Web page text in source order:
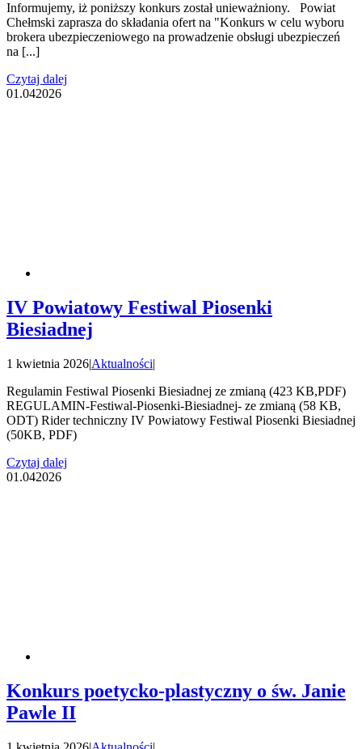
Informujemy, iż poniższy konkurs został unieważniony. Powiat
Chełmski zaprasza do składania ofert na "Konkurs w celu wyboru
brokera ubezpieczeniowego na prowadzenie obsługi ubezpieczeń
na [...]
Czytaj dalej
01.042026
IV Powiatowy Festiwal Piosenki
Biesiadnej
1 kwietnia 2026|Aktualności|
Regulamin Festiwal Piosenki Biesiadnej ze zmianą (423 KB,PDF)
REGULAMIN-Festiwal-Piosenki-Biesiadnej- ze zmianą (58 KB,
ODT) Rider techniczny IV Powiatowy Festiwal Piosenki Biesiadnej
(50KB, PDF)
Czytaj dalej
01.042026
Konkurs poetycko-plastyczny o św. Janie
Pawle II